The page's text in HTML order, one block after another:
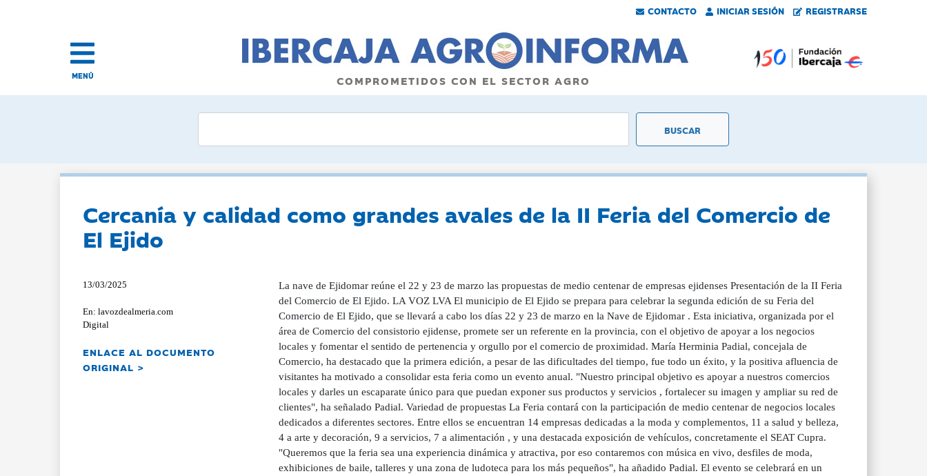
CONTACTO INICIAR SESIÓN REGISTRARSE
MENÚ COMPROMETIDOS CON EL SECTOR AGRO
Cercanía y calidad como grandes avales de la II Feria del Comercio de
El Ejido
13/03/2025
En: lavozdealmeria.com
Digital
ENLACE AL DOCUMENTO
ORIGINAL >
La nave de Ejidomar reúne el 22 y 23 de marzo las propuestas de medio centenar de empresas ejidenses Presentación de la II Feria
del Comercio de El Ejido. LA VOZ LVA El municipio de El Ejido se prepara para celebrar la segunda edición de su Feria del
Comercio de El Ejido, que se llevará a cabo los días 22 y 23 de marzo en la Nave de Ejidomar . Esta iniciativa, organizada por el
área de Comercio del consistorio ejidense, promete ser un referente en la provincia, con el objetivo de apoyar a los negocios
locales y fomentar el sentido de pertenencia y orgullo por el comercio de proximidad. María Herminia Padial, concejala de
Comercio, ha destacado que la primera edición, a pesar de las dificultades del tiempo, fue todo un éxito, y la positiva afluencia de
visitantes ha motivado a consolidar esta feria como un evento anual. "Nuestro principal objetivo es apoyar a nuestros comercios
locales y darles un escaparate único para que puedan exponer sus productos y servicios , fortalecer su imagen y ampliar su red de
clientes", ha señalado Padial. Variedad de propuestas La Feria contará con la participación de medio centenar de negocios locales
dedicados a diferentes sectores. Entre ellos se encuentran 14 empresas dedicadas a la moda y complementos, 11 a salud y belleza,
4 a arte y decoración, 9 a servicios, 7 a alimentación , y una destacada exposición de vehículos, concretamente el SEAT Cupra.
"Queremos que la feria sea una experiencia dinámica y atractiva, por eso contaremos con música en vivo, desfiles de moda,
exhibiciones de baile, talleres y una zona de ludoteca para los más pequeños", ha añadido Padial. El evento se celebrará en un